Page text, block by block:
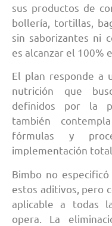
sus productos de
bollería, tortillas,
sin saborizantes ni
es alcanzar el 100%
El plan responde a
nutrición que
definidos por la
también
fórmulas y
implementación
Bimbo no
estos aditivos, pero
aplicable a todas
opera. La